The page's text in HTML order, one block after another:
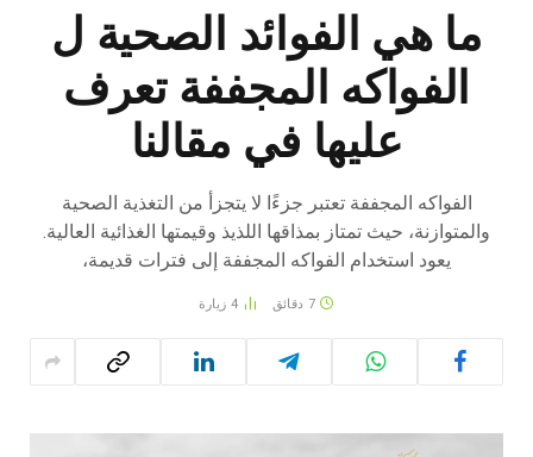
ما هي الفوائد الصحية ل
الفواكه المجففة تعرف
عليها في مقالنا
الفواكه المجففة تعتبر جزءًا لا يتجزأ من التغذية الصحية
والمتوازنة، حيث تمتاز بمذاقها اللذيذ وقيمتها الغذائية العالية.
يعود استخدام الفواكه المجففة إلى فترات قديمة،
7 دقائق 4 زيارة